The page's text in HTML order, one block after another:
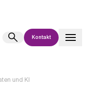
Kontakt
und KI